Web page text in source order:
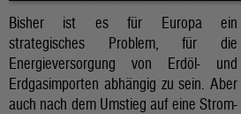
Bisher ist es für Europa ein
strategisches Problem, für die
Energieversorgung von Erdöl- und
Erdgasimporten abhängig zu sein. Aber
auch nach dem Umstieg auf eine Strom-